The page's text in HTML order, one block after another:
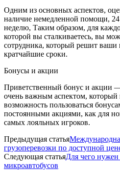
Одним из основных аспектов,
наличие немедленной помощи, 24
неделю, Таким образом, для
которой вы сталкиваетесь, вы
сотрудника, который решит
кратчайшие сроки.
Бонусы и акции
Приветственный бонус и акции
очень важным аспектом, который
возможность пользоваться
постоянными акциями, как для
самых лояльных игроков.
Предыдущая статья
грузоперевозки по доступной
Следующая статьяДля чего нужен
микроавтобусов